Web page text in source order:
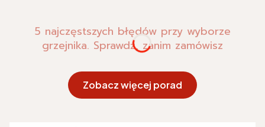
5 najczęstszych błędów przy wyborze
grzejnika. Sprawdź, zanim zamówisz
Zobacz więcej porad